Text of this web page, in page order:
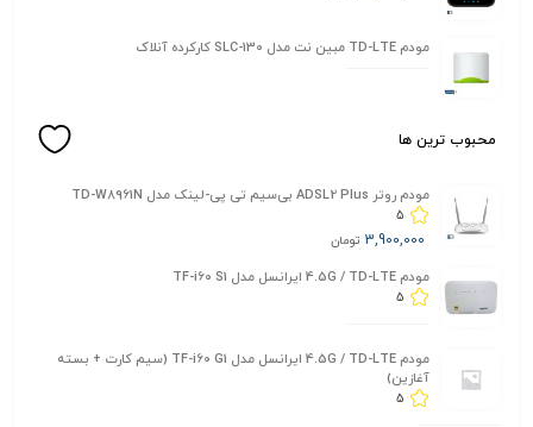
مودم TD-LTE مبین نت مدل SLC-130 کارکرده آنلاک
محبوب ترین ها
مودم روتر ADSL2 Plus بی‌سیم تی پی-لینک مدل TD-W8961N
5
3,900,000 تومان
مودم 4.5G / TD-LTE ایرانسل مدل TF-i60 S1
5
مودم 4.5G / TD-LTE ایرانسل مدل TF-i60 G1 (سیم کارت + بسته
آغازین)
5